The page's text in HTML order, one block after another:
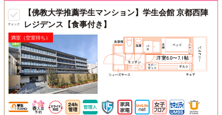
チェック
【佛教大学推薦学生マンション】学生会館 京都西陣
レジデンス【食事付き】
満室（空室待ち）